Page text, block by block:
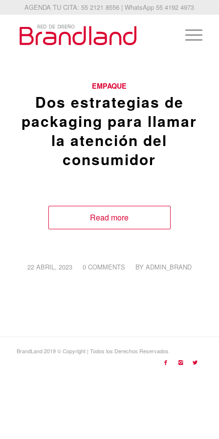
AGENDA TU CITA: 55 2121 8556 | WhatsApp 55 4192 4973
EMPAQUE
Dos estrategias de
packaging para llamar
la atención del
consumidor
Read more
22 ABRIL, 2023
/ 0 COMMENTS
/ BY ADMIN_BRAND
BrandLand 2019 © Copyright | Todos los Derechos Reservados